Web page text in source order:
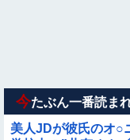
亡……
今たぶん一番読ま
美人JDが彼氏のオ○